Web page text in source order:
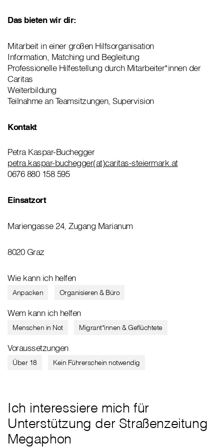
Das bieten wir dir:
Mitarbeit in einer großen Hilfsorganisation
Information, Matching und Begleitung
Professionelle Hilfestellung durch Mitarbeiter*innen der
Caritas
Weiterbildung
Teilnahme an Teamsitzungen, Supervision
Kontakt
Petra Kaspar-Buchegger
petra.kaspar-buchegger(at)caritas-steiermark.at
0676 880 158 595
Einsatzort
Mariengasse 24, Zugang Marianum
8020 Graz
Wie kann ich helfen
Anpacken Organisieren & Büro
Wem kann ich helfen
Menschen in Not Migrant*innen & Geflüchtete
Voraussetzungen
Über 18 Kein Führerschein notwendig
Ich interessiere mich für
Unterstützung der Straßenzeitung
Megaphon